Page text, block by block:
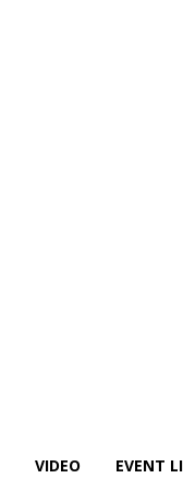
VIDEO EVENT